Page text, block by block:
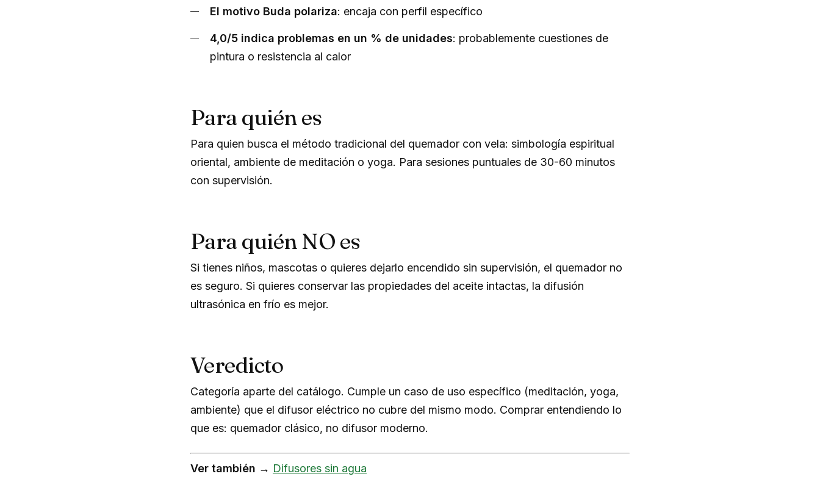
El motivo Buda polariza: encaja con perfil específico
4,0/5 indica problemas en un % de unidades: probablemente cuestiones de
pintura o resistencia al calor
Para quién es
Para quien busca el método tradicional del quemador con vela: simbología espiritual
oriental, ambiente de meditación o yoga. Para sesiones puntuales de 30-60 minutos
con supervisión.
Para quién NO es
Si tienes niños, mascotas o quieres dejarlo encendido sin supervisión, el quemador no
es seguro. Si quieres conservar las propiedades del aceite intactas, la difusión
ultrasónica en frío es mejor.
Veredicto
Categoría aparte del catálogo. Cumple un caso de uso específico (meditación, yoga,
ambiente) que el difusor eléctrico no cubre del mismo modo. Comprar entendiendo lo
que es: quemador clásico, no difusor moderno.
Ver también → Difusores sin agua